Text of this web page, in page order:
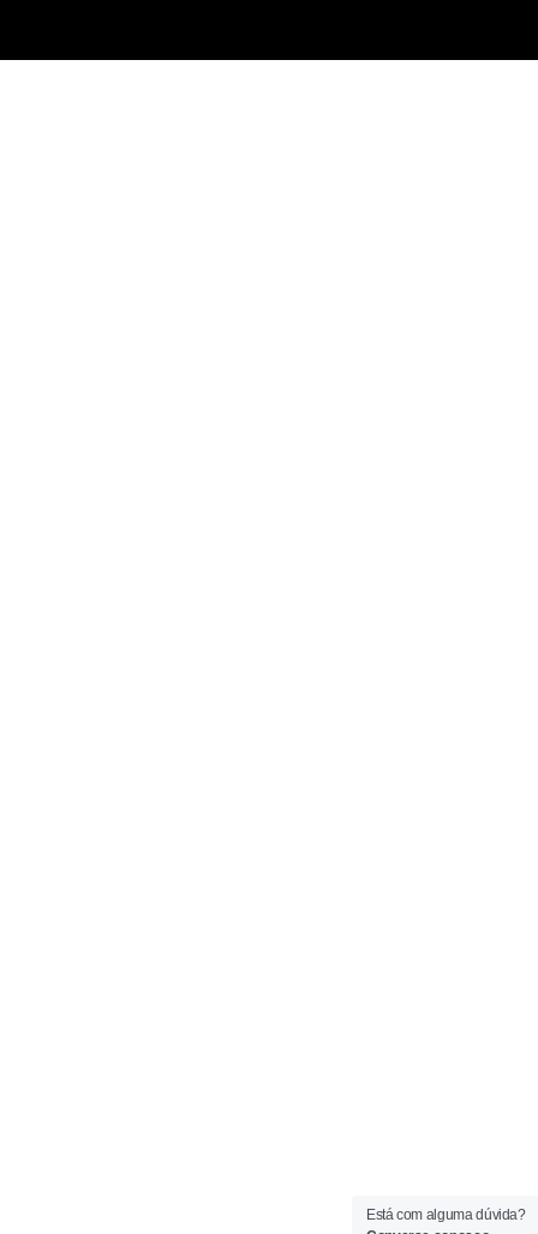
Está com alguma dúvida?